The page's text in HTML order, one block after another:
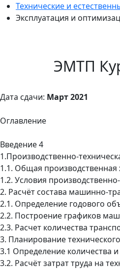
Технические и
Эксплуатация и
ЭМТП
Дата сдачи: Март 2021
Оглавление
Введение 4
1.Производственно-
1.1. Общая производственная
1.2. Условия
2. Расчёт состава машинно-
2.1. Определение годового
2.2. Построение графиков
2.3. Расчет количества
3. Планирование
3.1 Определение количества
3.2. Расчёт затрат труда на